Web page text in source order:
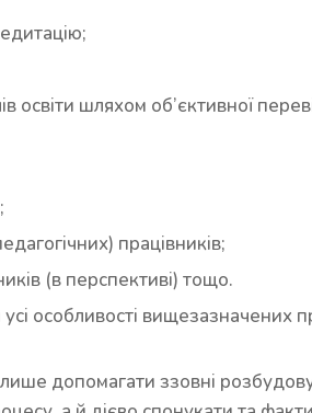
освіти шляхом об’єктивної
працівників;
(в перспективі) тощо.
особливості
допомагати ззовні